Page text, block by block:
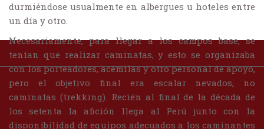
durmiéndose usualmente en albergues u hoteles entre
un día y otro.
Necesariamente, para llegar a los campos base, se
tenían que realizar caminatas, y esto se organizaba
con los porteadores, acémilas y otro personal de apoyo,
pero el objetivo final era escalar nevados, no
caminatas (trekking). Recién al final de la década de
los setenta la afición llega al Perú junto con la
disponibilidad de equipos adecuados a los caminantes